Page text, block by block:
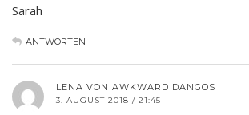
Sarah
ANTWORTEN
LENA VON AWKWARD DANGOS
3. AUGUST 2018 / 21:45